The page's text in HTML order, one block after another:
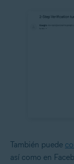
También puede
así como en